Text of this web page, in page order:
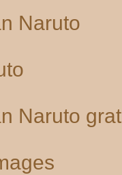
Naruto
Naruto